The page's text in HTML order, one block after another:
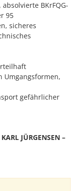
BKrFQG-
95
sicheres
Umgangsformen,
gefährlicher
JÜRGENSEN –